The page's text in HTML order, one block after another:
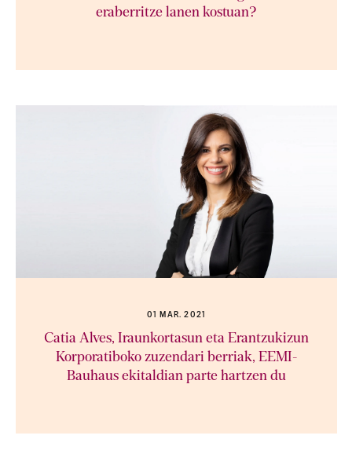
eraberritze lanen kostuan?
01 MAR. 2021
Catia Alves, Iraunkortasun eta Erantzukizun
Korporatiboko zuzendari berriak, EEMI-
Bauhaus ekitaldian parte hartzen du